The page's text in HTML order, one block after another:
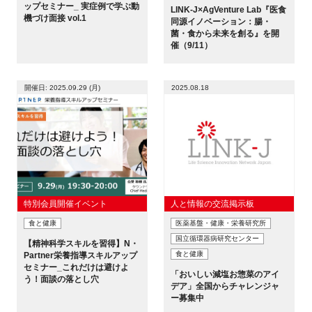
ップセミナー_ 実症例で学ぶ動
機づけ面接 vol.1
LINK-J×AgVenture Lab『医食
同源イノベーション：腸・
菌・食から未来を創る』を開
催（9/11）
開催日: 2025.09.29 (月)
特別会員開催イベント
食と健康
【精神科学スキルを習得】N・
Partner栄養指導スキルアップ
セミナー_これだけは避けよ
う！面談の落とし穴
2025.08.18
人と情報の交流掲示板
医薬基盤・健康・栄養研究所
国立循環器病研究センター
食と健康
「おいしい減塩お惣菜のアイ
デア」全国からチャレンジャ
ー募集中